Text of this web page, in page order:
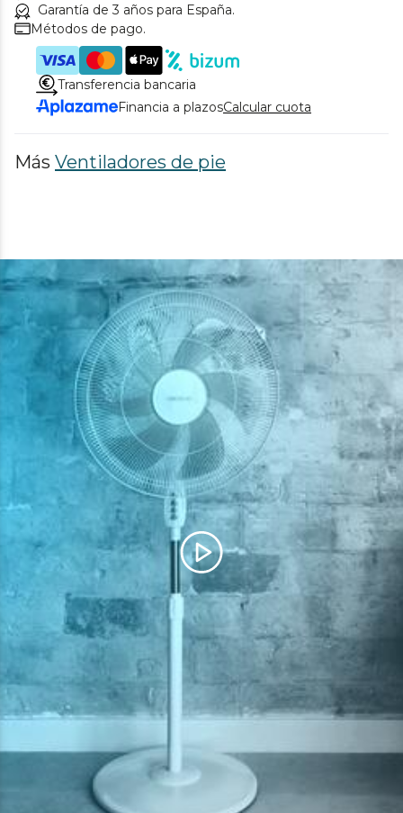
Garantía de 3 años para España.
Métodos de pago.
Transferencia bancaria
Financia a plazosCalcular cuota
Más Ventiladores de pie